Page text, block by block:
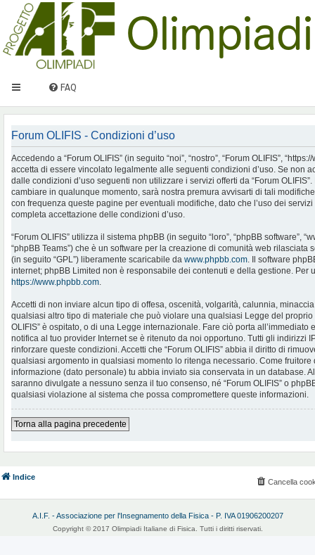
FAQ
Forum OLIFIS - Condizioni d’uso
Accedendo a “Forum OLIFIS” (in seguito “noi”, “nostro”, “Forum OLIFIS”,
accetta di essere vincolato legalmente alle seguenti condizioni d’uso. Se non
dalle condizioni d’uso seguenti non utilizzare i servizi offerti da “Forum
cambiare in qualunque momento, sarà nostra premura avvisarti di tali
con frequenza queste pagine per eventuali modifiche, dato che l’uso dei servizi
completa accettazione delle condizioni d’uso.
“Forum OLIFIS” utilizza il sistema phpBB (in seguito “loro”, “phpBB software”,
“phpBB Teams”) che è un software per la creazione di comunità web rilasciata
(in seguito “GPL”) liberamente scaricabile da www.phpbb.com. Il software
internet; phpBB Limited non è responsabile dei contenuti e della gestione. Per
https://www.phpbb.com.
Accetti di non inviare alcun tipo di offesa, oscenità, volgarità, calunnia,
qualsiasi altro tipo di materiale che può violare una qualsiasi Legge del proprio
OLIFIS” è ospitato, o di una Legge internazionale. Fare ciò porta
notifica al tuo provider Internet se è ritenuto da noi opportuno. Tutti gli indirizzi
rinforzare queste condizioni. Accetti che “Forum OLIFIS” abbia il diritto di
qualsiasi argomento in qualsiasi momento lo ritenga necessario. Come
informazione (dato personale) tu abbia inviato sia conservata in un database.
saranno divulgate a nessuno senza il tuo consenso, né “Forum OLIFIS” o
qualsiasi violazione al sistema che possa compromettere queste informazioni.
Torna alla pagina precedente
Indice
Cancella
A.I.F. - Associazione per l'Insegnamento della Fisica - P. IVA 01906200207
Copyright © 2017 Olimpiadi Italiane di Fisica. Tutti i diritti riservati.